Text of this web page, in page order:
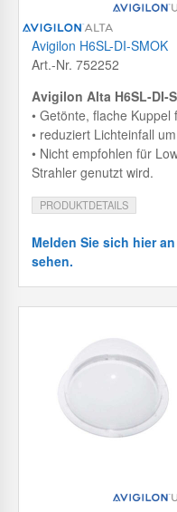
Avigilon H6SL-DI-SMOK
Art.-Nr. 752252
Avigilon Alta H6SL-DI-
• Getönte, flache
• reduziert Lichteinfall
• Nicht empfohlen für
Strahler genutzt wird.
PRODUKTDETAILS
Melden Sie sich hier
sehen.